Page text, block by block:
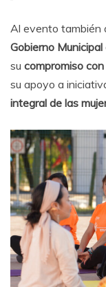
Al evento también
Gobierno
su compromiso
su apoyo a
integral de las